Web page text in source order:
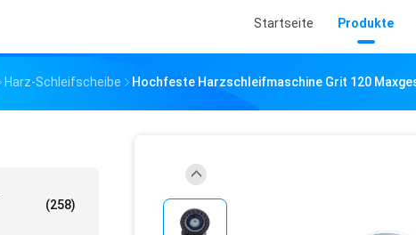
Startseite Produkte
Harz-Schleifscheibe Hochfeste Harzschleifmaschine Grit 120
(258)